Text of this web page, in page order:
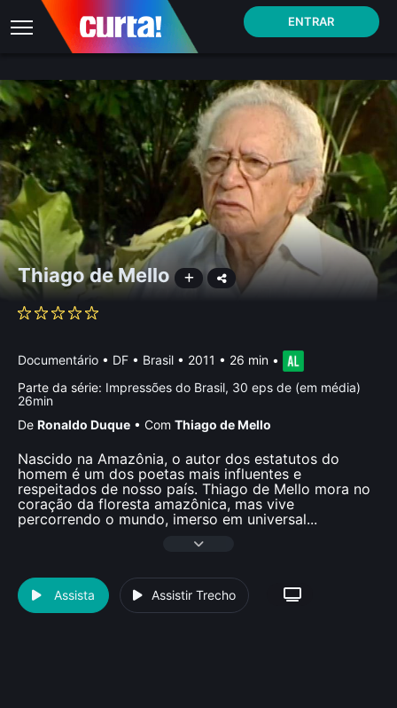
ENTRAR
Thiago de Mello
Documentário • DF • Brasil • 2011 • 26 min •
Parte da série: Impressões do Brasil, 30 eps de (em média)
26min
De Ronaldo Duque • Com Thiago de Mello
Nascido na Amazônia, o autor dos estatutos do
homem é um dos poetas mais influentes e
respeitados de nosso país. Thiago de Mello mora no
coração da floresta amazônica, mas vive
percorrendo o mundo, imerso em universal...
Assista Assistir Trecho